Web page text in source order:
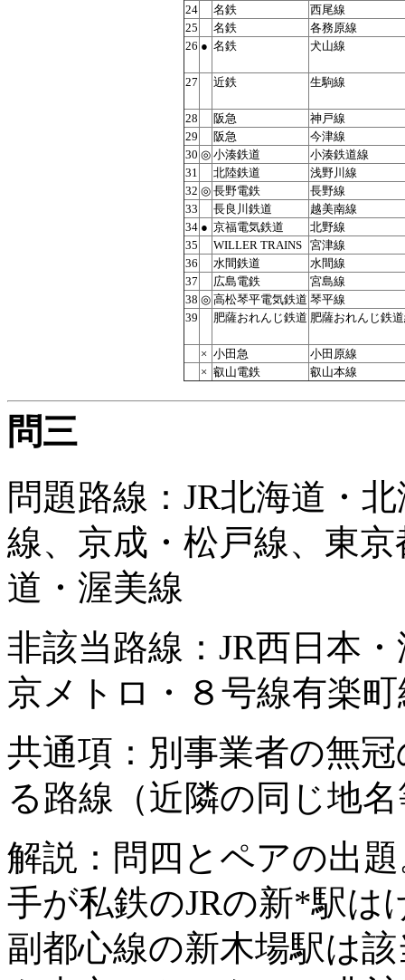
24
名鉄
西尾線
25
名鉄
各務原線
26 ● 名鉄 犬山線
27 近鉄 生駒線
28 阪急
神戸線
29
阪急
今津線
30 ◎ 小湊鉄道
小湊鉄道線
31
北陸鉄道
浅野川線
32 ◎ 長野電鉄
長野線
33
長良川鉄道
越美南線
34 ● 京福電気鉄道
北野線
35
WILLER TRAINS 宮津線
36
水間鉄道
水間線
37
広島電鉄
宮島線
38 ◎ 高松琴平電気鉄道 琴平線
39
肥薩おれんじ鉄道 肥薩おれんじ鉄
× 小田急
小田原線
× 叡山電鉄 叡山本線
問三
問題路線：JR北海道・
線、京成・松戸線、東
道・渥美線
非該当路線：JR西日本
京メトロ・８号線有楽
共通項：別事業者の無
る路線（近隣の同じ地
解説：問四とペアの出
手が私鉄のJRの新*駅は
副都心線の新木場駅は